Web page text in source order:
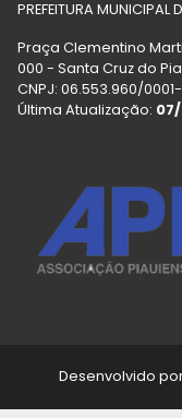
PREFEITURA MUNICIPAL
Praça Clementino
000 - Santa Cruz do
CNPJ: 06.553.960/
Última Atualização:
Desenvolvido